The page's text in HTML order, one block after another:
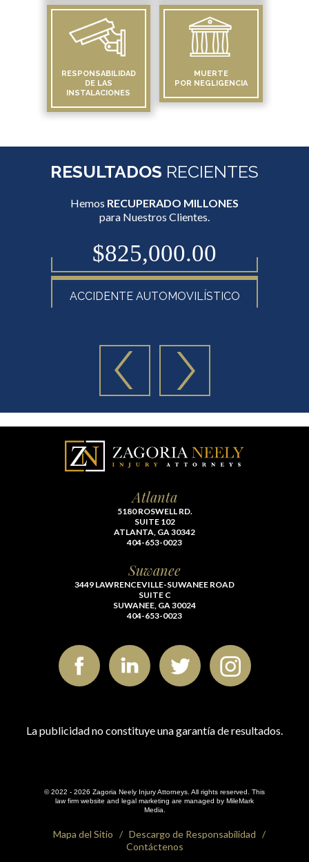
RESPONSABILIDAD
DE LAS
INSTALACIONES
MUERTE
POR NEGLIGENCIA
RESULTADOS RECIENTES
Hemos RECUPERADO MILLONES
para Nuestros Clientes.
$825,000.00
ACCIDENTE AUTOMOVILÍSTICO
Atlanta
5180 ROSWELL RD.
SUITE 102
ATLANTA, GA 30342
404-653-0023
Suwanee
3449 LAWRENCEVILLE-SUWANEE ROAD
SUITE C
SUWANEE, GA 30024
404-653-0023
La publicidad no constituye una garantía de resultados.
© 2022 - 2026 Zagoria Neely Injury Attorneys. All rights reserved. This
law firm website and legal marketing are managed by MileMark
Media.
Mapa del Sitio
Descargo de Responsabilidad
Contáctenos